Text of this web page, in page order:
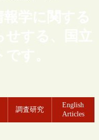
報学に関する
せする、国立
す。
調査研究
English
Articles